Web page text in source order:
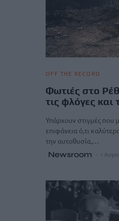
OFF THE RECORD
Φωτιές στο
τις φλόγες και
Υπάρχουν στιγμές που
επιφάνεια ό,τι
την αυτοθυσία,…
Newsroom 1